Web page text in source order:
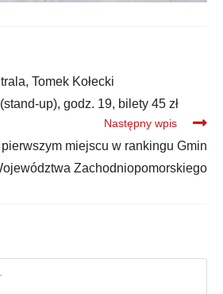
Tomek Kołecki
up), godz. 19, bilety 45 zł
Następny wpis
pierwszym miejscu w rankingu Gmin
Zachodniopomorskiego